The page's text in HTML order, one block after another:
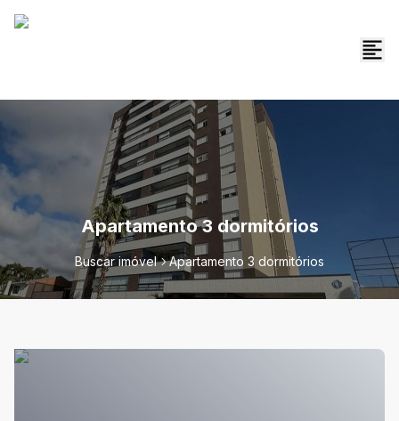
Apartamento 3 dormitórios
Buscar imóvel Apartamento 3 dormitórios